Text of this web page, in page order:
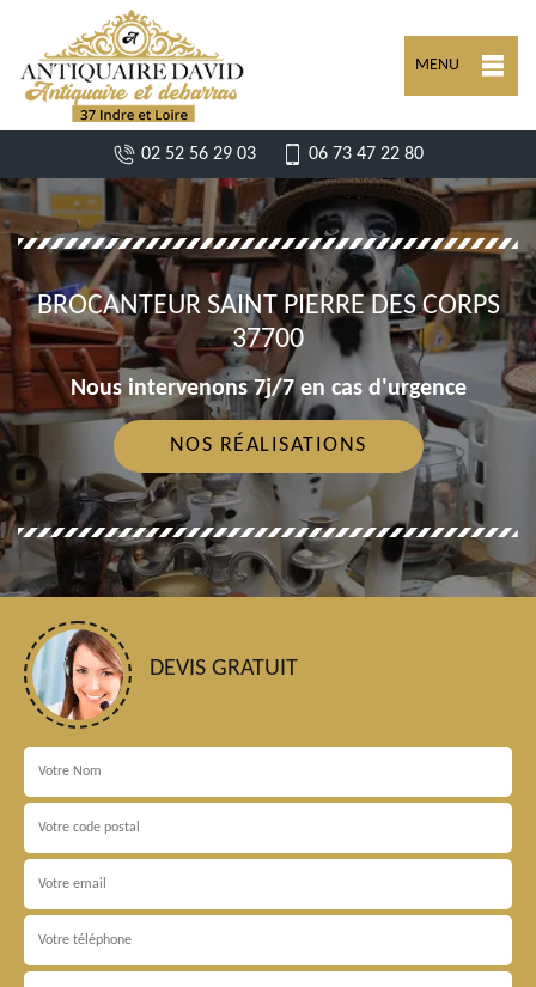
MENU
02 52 56 29 03 06 73 47 22 80
BROCANTEUR SAINT PIERRE DES CORPS
37700
Nous intervenons 7j/7 en cas d'urgence
NOS RÉALISATIONS
DEVIS GRATUIT